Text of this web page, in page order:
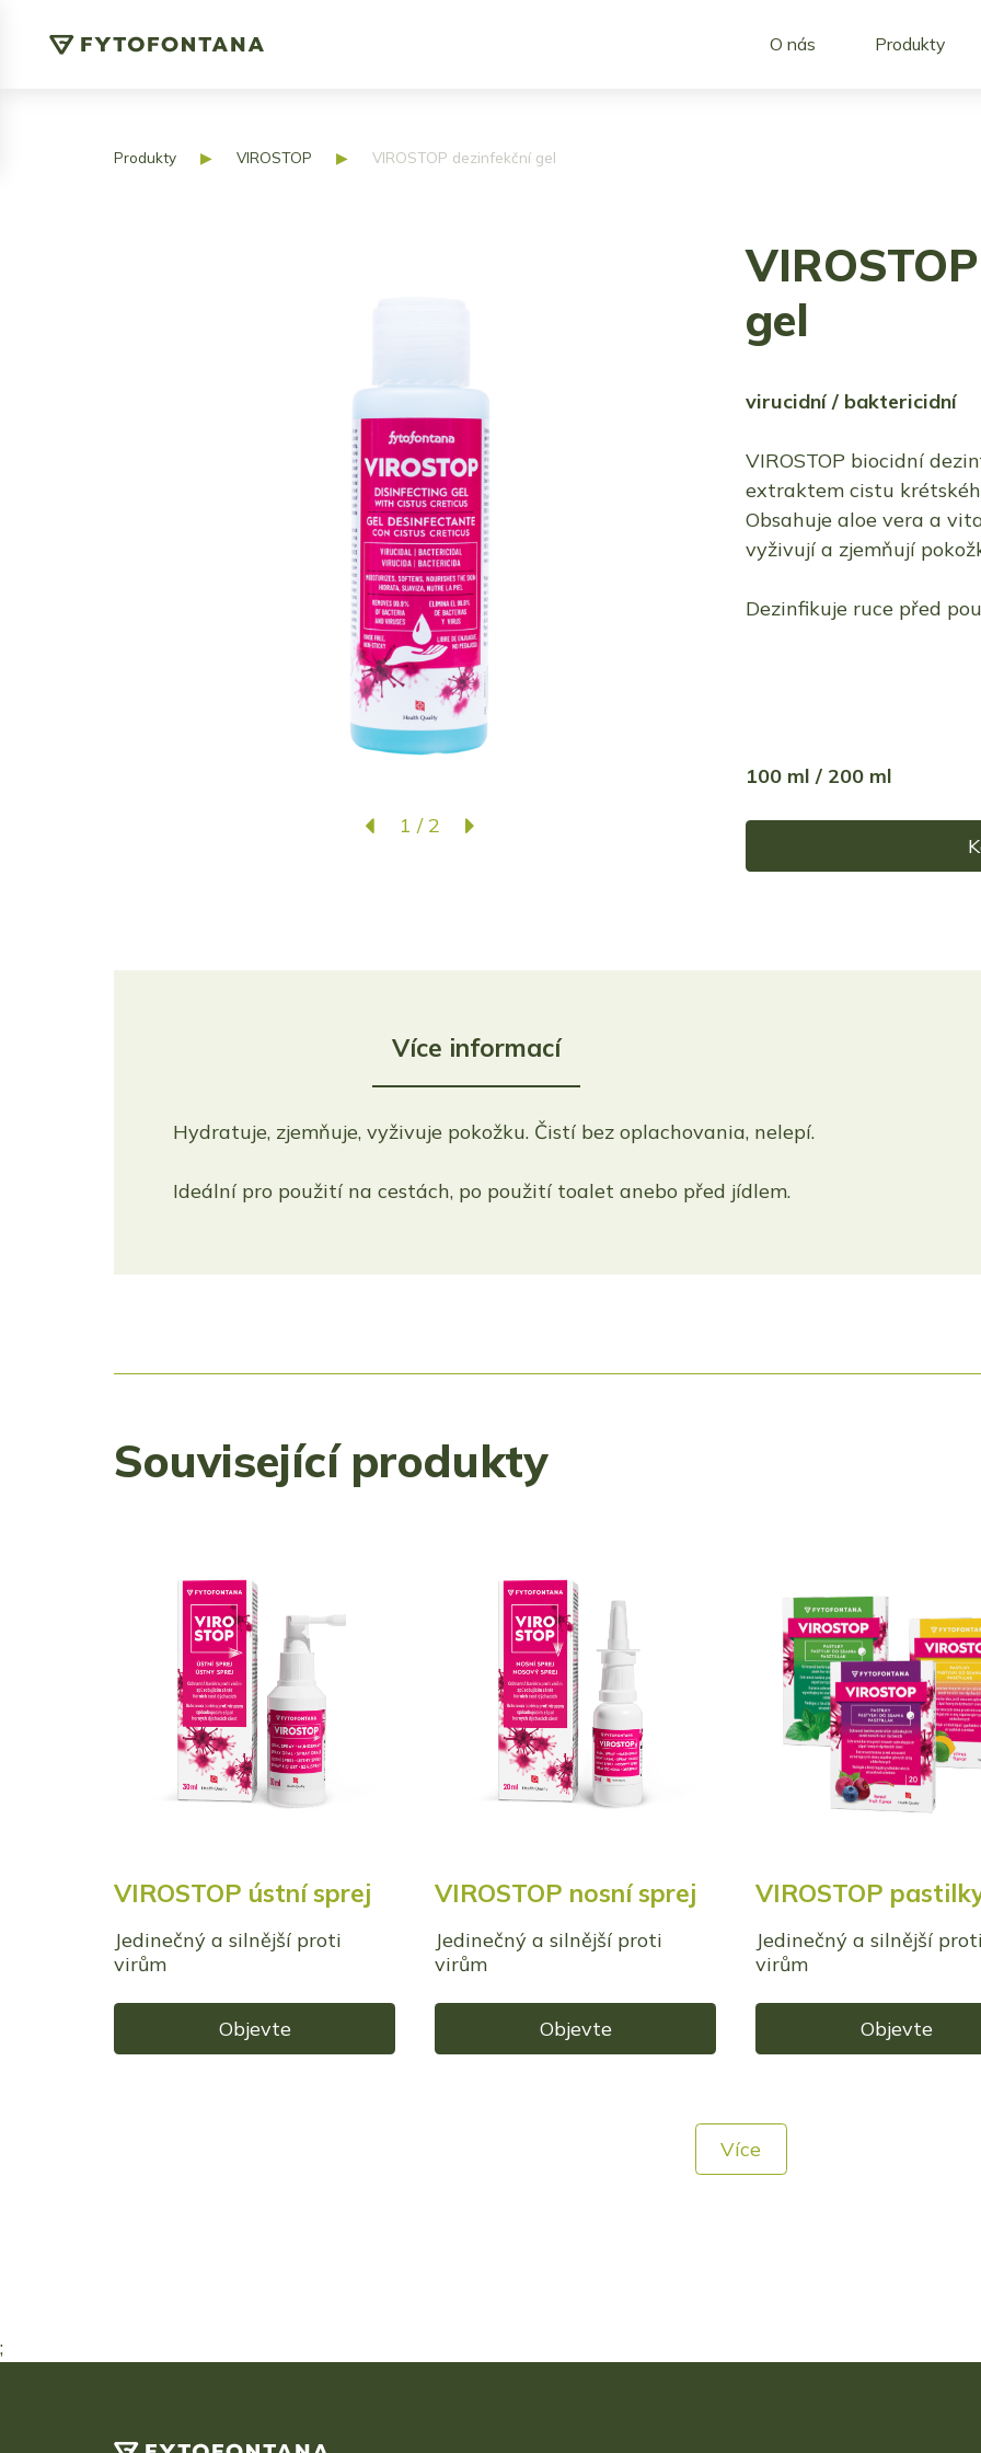
O nás Produkty
Produkty ▶ VIROSTOP ▶ VIROSTOP dezinfekční gel
1 / 2
gel
virucidní / baktericidní
VIROSTOP biocidní
extraktem cistu
Obsahuje aloe vera a
vyživují a zjemňují
Dezinfikuje ruce před
100 ml / 200 ml
Více informací
Hydratuje, zjemňuje, vyživuje pokožku. Čistí bez oplachovania, nelepí.
Ideální pro použití na cestách, po použití toalet anebo před jídlem.
Související produkty
VIROSTOP ústní sprej
Jedinečný a silnější proti
virům
Objevte
VIROSTOP nosní sprej
Jedinečný a silnější proti
virům
Objevte
VIROSTOP
Jedinečný a silnější proti
virům
Objevte
Více
;